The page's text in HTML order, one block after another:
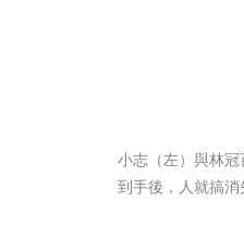
小志（左）與林
到手後，人就搞消